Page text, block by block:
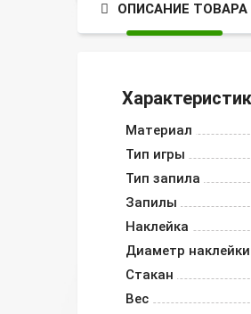
ОПИСАНИЕ ТОВАРА
Материал
Тип игры
Тип запила
Запилы
Наклейка
Диаметр наклейки
Стакан
Вес